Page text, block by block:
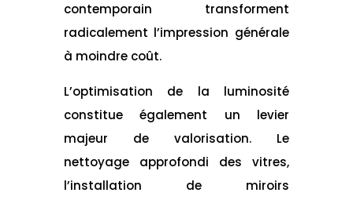
contemporain transforment
radicalement l’impression générale
à moindre coût.
L’optimisation de la luminosité
constitue également un levier
majeur de valorisation. Le
nettoyage approfondi des vitres,
l’installation de miroirs